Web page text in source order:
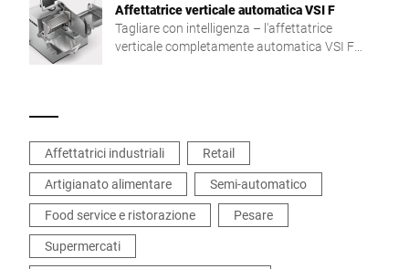
Affettatrice verticale automatica VSI F
Tagliare con intelligenza – l'affettatrice
verticale completamente automatica VSI F
efficienza.
Affettatrici industriali
Retail
Artigianato alimentare
Semi-automatico
Food service e ristorazione
Pesare
Supermercati